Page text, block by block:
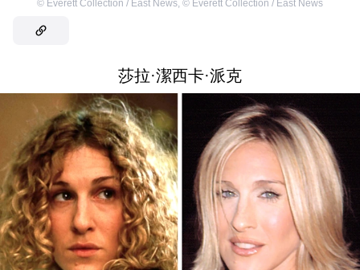
© Everett Collection / East News, © Everett Collection / East News
莎拉·潔西卡·派克